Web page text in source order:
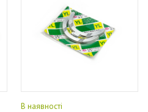
В наявності